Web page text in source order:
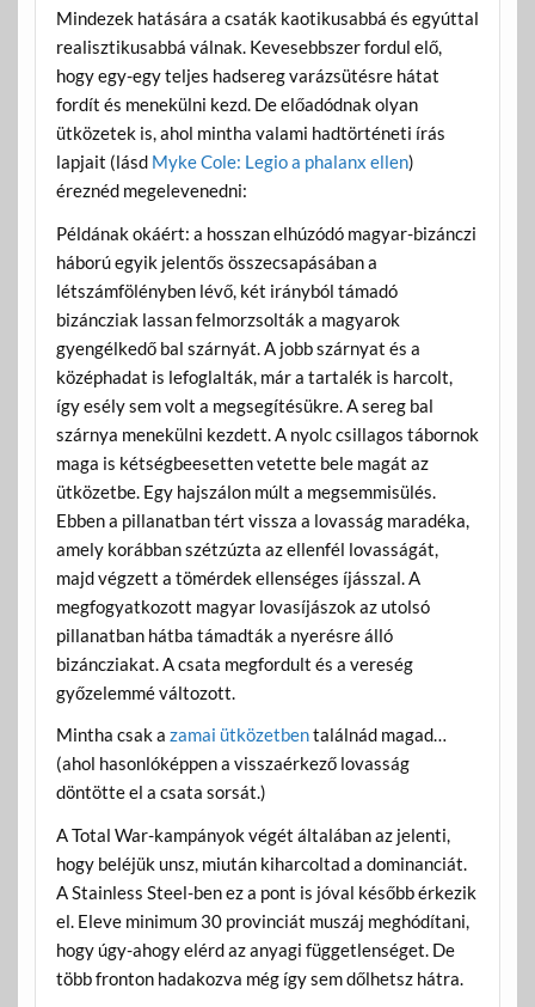
Mindezek hatására a csaták kaotikusabbá és egyúttal
realisztikusabbá válnak. Kevesebbszer fordul elő,
hogy egy-egy teljes hadsereg varázsütésre hátat
fordít és menekülni kezd. De előadódnak olyan
ütközetek is, ahol mintha valami hadtörténeti írás
lapjait (lásd Myke Cole: Legio a phalanx ellen)
éreznéd megelevenedni:
Példának okáért: a hosszan elhúzódó magyar-bizánczi
háború egyik jelentős összecsapásában a
létszámfölényben lévő, két irányból támadó
bizáncziak lassan felmorzsolták a magyarok
gyengélkedő bal szárnyát. A jobb szárnyat és a
középhadat is lefoglalták, már a tartalék is harcolt,
így esély sem volt a megsegítésükre. A sereg bal
szárnya menekülni kezdett. A nyolc csillagos tábornok
maga is kétségbeesetten vetette bele magát az
ütközetbe. Egy hajszálon múlt a megsemmisülés.
Ebben a pillanatban tért vissza a lovasság maradéka,
amely korábban szétzúzta az ellenfél lovasságát,
majd végzett a tömérdek ellenséges íjásszal. A
megfogyatkozott magyar lovasíjászok az utolsó
pillanatban hátba támadták a nyerésre álló
bizáncziakat. A csata megfordult és a vereség
győzelemmé változott.
Mintha csak a zamai ütközetbentalálnád magad…
(ahol hasonlóképpen a visszaérkező lovasság
döntötte el a csata sorsát.)
A Total War-kampányok végét általában az jelenti,
hogy beléjük unsz, miután kiharcoltad a dominanciát.
A Stainless Steel-ben ez a pont is jóval később érkezik
el. Eleve minimum 30 provinciát muszáj meghódítani,
hogy úgy-ahogy elérd az anyagi függetlenséget. De
több fronton hadakozva még így sem dőlhetsz hátra.